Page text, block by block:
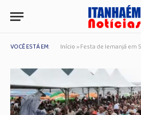
VOCÊ ESTÁ EM: Início »Festa de Iemanjá em Santos: